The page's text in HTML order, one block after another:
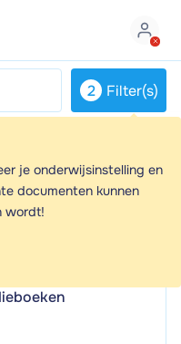
2 Filter(s)
je onderwijsinstelling en
documenten kunnen
wordt!Forensische
je 28 samenvattingen